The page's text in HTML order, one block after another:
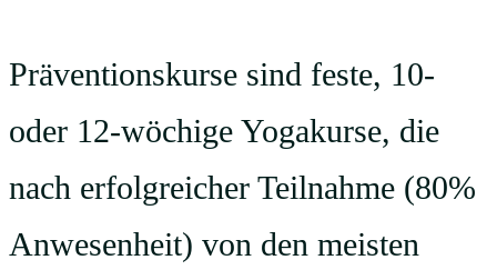
Präventionskurse sind feste, 10-
oder 12-wöchige Yogakurse, die
nach erfolgreicher Teilnahme (80%
Anwesenheit) von den meisten